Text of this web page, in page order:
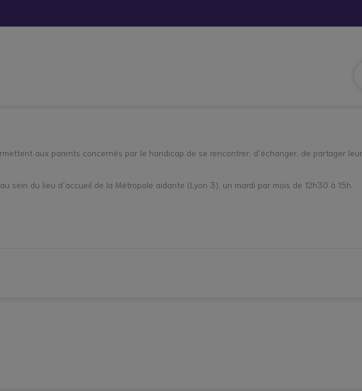
aux parents concernés par le handicap de se rencontrer, d’échanger, de partager
sein du lieu d’accueil de la Métropole aidante (Lyon 3), un mardi par mois de 12h30 à 15h.